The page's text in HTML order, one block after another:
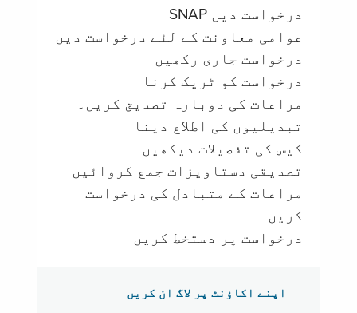
درخواست دیں SNAP
عوامی معاونت کے لئے درخواست دیں
درخواست جاری رکھیں
درخواست کو ٹریک کرنا
مراعات کی دوبارہ تصدیق کریں۔
تبدیلیوں کی اطلاع دینا
کیس کی تفصیلات دیکھیں
تصدیقی دستاویزات جمع کروائیں
مراعات کے متبادل کی درخواست
کریں
درخواست پر دستخط کریں
اپنے اکاؤنٹ پر لاگ ان کریں